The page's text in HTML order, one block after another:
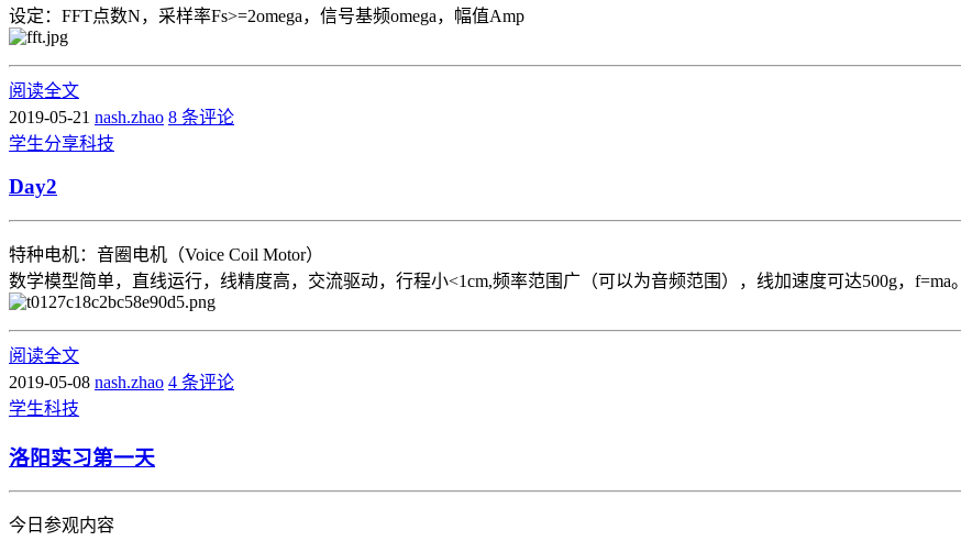
设定：FFT点数N，采样率Fs>=2omega，信号基频omega，幅值Amp
阅读全文
2019-05-21 nash.zhao 8 条评论
学生分享科技
Day2
特种电机：音圈电机（Voice Coil Motor）
数学模型简单，直线运行，线精度高，交流驱动，行程小<1cm,频率范围广（可以为音频范围），线加速度可达500g，f=ma。
阅读全文
2019-05-08 nash.zhao 4 条评论
学生科技
洛阳实习第一天
今日参观内容